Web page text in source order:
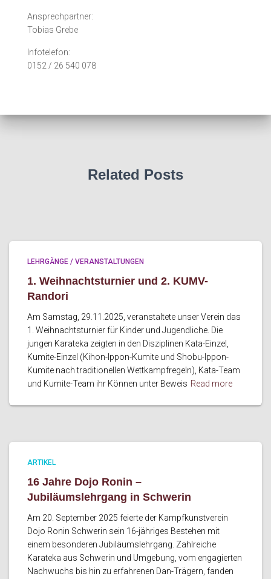
Ansprechpartner:
Tobias Grebe
Infotelefon:
0152 / 26 540 078
Related Posts
LEHRGÄNGE / VERANSTALTUNGEN
1. Weihnachtsturnier und 2. KUMV-
Randori
Am Samstag, 29.11.2025, veranstaltete unser Verein das
1. Weihnachtsturnier für Kinder und Jugendliche. Die
jungen Karateka zeigten in den Disziplinen Kata-Einzel,
Kumite-Einzel (Kihon-Ippon-Kumite und Shobu-Ippon-
Kumite nach traditionellen Wettkampfregeln), Kata-Team
und Kumite-Team ihr Können unter Beweis Read more
ARTIKEL
16 Jahre Dojo Ronin –
Jubiläumslehrgang in Schwerin
Am 20. September 2025 feierte der Kampfkunstverein
Dojo Ronin Schwerin sein 16-jähriges Bestehen mit
einem besonderen Jubiläumslehrgang. Zahlreiche
Karateka aus Schwerin und Umgebung, vom engagierten
Nachwuchs bis hin zu erfahrenen Dan-Trägern, fanden